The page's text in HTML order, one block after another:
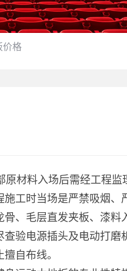
价格
原材料入场后需经工程监
工时当场是严禁吸烟、
、毛层直发夹板、漆料
验电源插头及电动打磨
自布线。